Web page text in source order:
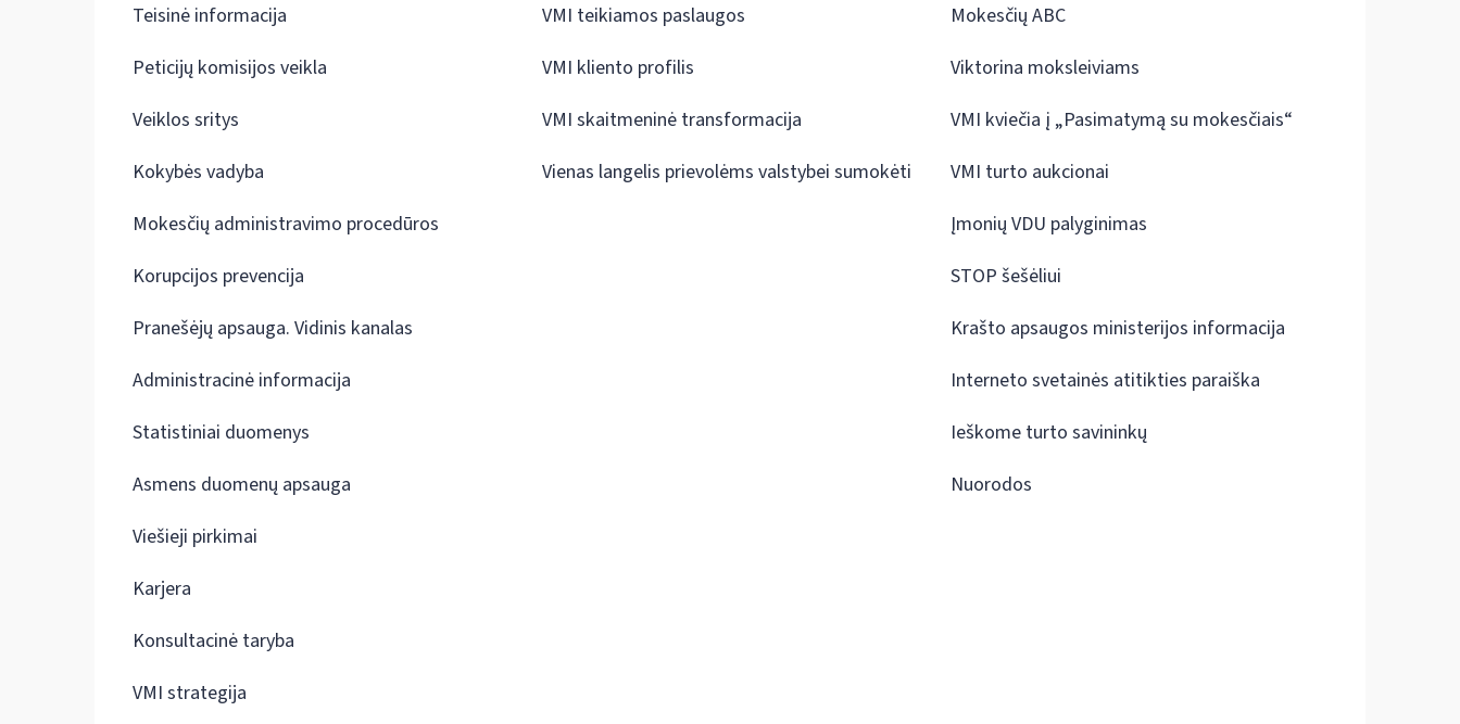
Teisinė informacija
Peticijų komisijos veikla
Veiklos sritys
Kokybės vadyba
Mokesčių administravimo procedūros
Korupcijos prevencija
Pranešėjų apsauga. Vidinis kanalas
Administracinė informacija
Statistiniai duomenys
Asmens duomenų apsauga
Viešieji pirkimai
Karjera
Konsultacinė taryba
VMI strategija
VMI teikiamos paslaugos
VMI kliento profilis
VMI skaitmeninė transformacija
Vienas langelis prievolėms valstybei sumokėti
Mokesčių ABC
Viktorina moksleiviams
VMI kviečia į „Pasimatymą su mokesčiais“
VMI turto aukcionai
Įmonių VDU palyginimas
STOP šešėliui
Krašto apsaugos ministerijos informacija
Interneto svetainės atitikties paraiška
Ieškome turto savininkų
Nuorodos